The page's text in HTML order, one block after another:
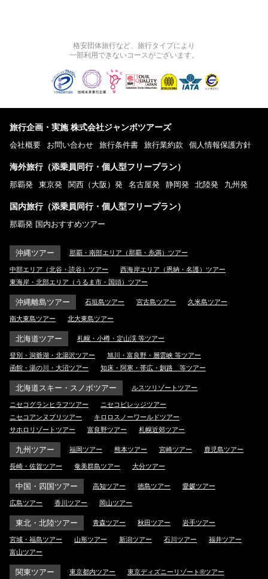
格安団体旅行など、旅行タイプにより
一部利用できないコースがございます。
旅行企画・実施 株式会社ジャンボツアーズ
会社概要 お問い合わせ 旅行条件書 旅行業約款 個人情報保護方針
海外旅行（添乗員同行・個人型フリープラン）
那覇発 東京発 関西（大阪）発 名古屋発 静岡発 北陸発 九州発
国内旅行（添乗員同行・個人型フリープラン）
那覇発 国内おすすめツアー
沖縄ツアー 那覇・南部エリア（那覇・糸満）ツアー
中部エリア（北谷・読谷）ツアー
西海岸エリア（恩納・名護）ツアー
東海岸・北部エリア（うるま市・国頭）ツアー
沖縄離島ツアー 石垣島ツアー 宮古島ツアー 久米島ツアー
南大東島ツアー 北大東島ツアー
北海道ツアー 札幌・小樽・定山渓 等ツアー
登別・洞爺湖・北湯沢ツアー
旭川・富良野・層雲峡 等ツアー
函館・湯の川・大沼ツアー
知床・阿寒・帯広・釧路 等ツアー
北海道スキー・スノボツアー ルスツリゾートツアー
ニセコグランヒラフツアー
ニセコビレッジツアー
ニセコアンヌプリツアー
キロロスノーワールドツアー
サホロリゾートツアー
富良野ツアー 札幌近郊ツアー
九州ツアー 福岡ツアー 熊本ツアー 宮崎ツアー 鹿児島ツアー
長崎・佐賀ツアー 奄美群島ツアー 大分ツアー
中国・四国ツアー 高知ツアー 徳島ツアー 愛媛ツアー
広島ツアー 香川ツアー 岡山ツアー
東北・北陸ツアー 青森ツアー 秋田ツアー 岩手ツアー
宮城・福島ツアー 山形ツアー 新潟ツアー 石川ツアー
福井ツアー
富山ツアー
関東ツアー 東京都内ツアー 東京ディズニーリゾート®ツアー